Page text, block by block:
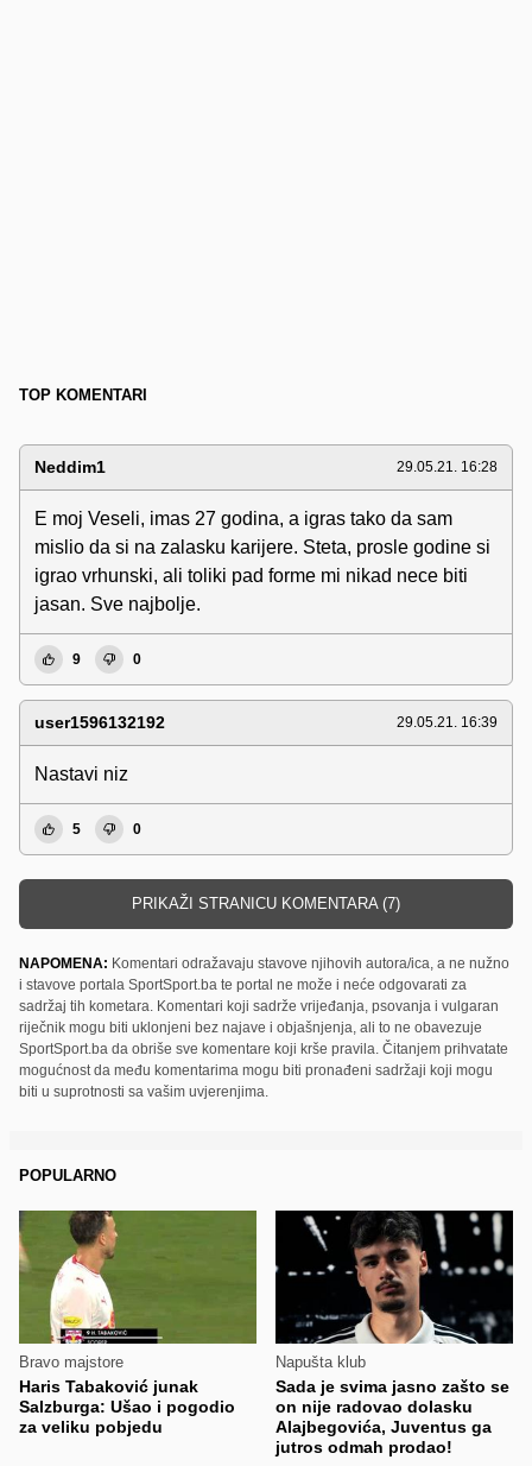
TOP KOMENTARI
Neddim1 29.05.21. 16:28
E moj Veseli, imas 27 godina, a igras tako da sam
mislio da si na zalasku karijere. Steta, prosle godine si
igrao vrhunski, ali toliki pad forme mi nikad nece biti
jasan. Sve najbolje.
9 0
user1596132192 29.05.21. 16:39
Nastavi niz
5 0
PRIKAŽI STRANICU KOMENTARA (7)
NAPOMENA: Komentari odražavaju stavove njihovih autora/ica, a ne nužno
i stavove portala SportSport.ba te portal ne može i neće odgovarati za
sadržaj tih kometara. Komentari koji sadrže vrijeđanja, psovanja i vulgaran
riječnik mogu biti uklonjeni bez najave i objašnjenja, ali to ne obavezuje
SportSport.ba da obriše sve komentare koji krše pravila. Čitanjem prihvatate
mogućnost da među komentarima mogu biti pronađeni sadržaji koji mogu
biti u suprotnosti sa vašim uvjerenjima.
POPULARNO
Bravo majstore
Haris Tabaković junak
Salzburga: Ušao i pogodio
za veliku pobjedu
Napušta klub
Sada je svima jasno zašto se
on nije radovao dolasku
Alajbegovića, Juventus ga
jutros odmah prodao!